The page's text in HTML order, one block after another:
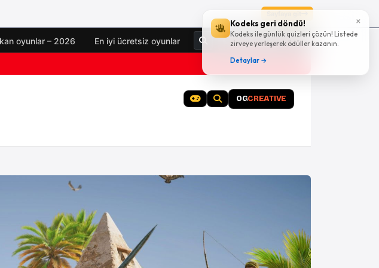
×
Kodeks geri döndü!
Kodeks ile günlük quizleri çözün! Listede
zirveye yerleşerek ödüller kazanın.
Detaylar →
oyunlar – 2026 En iyi ücretsiz oyunlar Giriş Yap
OGCREATIVE